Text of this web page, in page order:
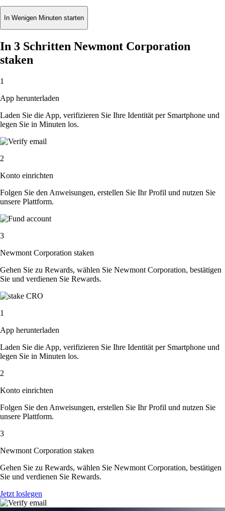
In Wenigen Minuten starten
In 3 Schritten Newmont Corporation
staken
1
App herunterladen
Laden Sie die App, verifizieren Sie Ihre Identität per Smartphone und
legen Sie in Minuten los.
2
Konto einrichten
Folgen Sie den Anweisungen, erstellen Sie Ihr Profil und nutzen Sie
unsere Plattform.
3
Newmont Corporation staken
Gehen Sie zu Rewards, wählen Sie Newmont Corporation, bestätigen
Sie und verdienen Sie Rewards.
1
App herunterladen
Laden Sie die App, verifizieren Sie Ihre Identität per Smartphone und
legen Sie in Minuten los.
2
Konto einrichten
Folgen Sie den Anweisungen, erstellen Sie Ihr Profil und nutzen Sie
unsere Plattform.
3
Newmont Corporation staken
Gehen Sie zu Rewards, wählen Sie Newmont Corporation, bestätigen
Sie und verdienen Sie Rewards.
Jetzt loslegen